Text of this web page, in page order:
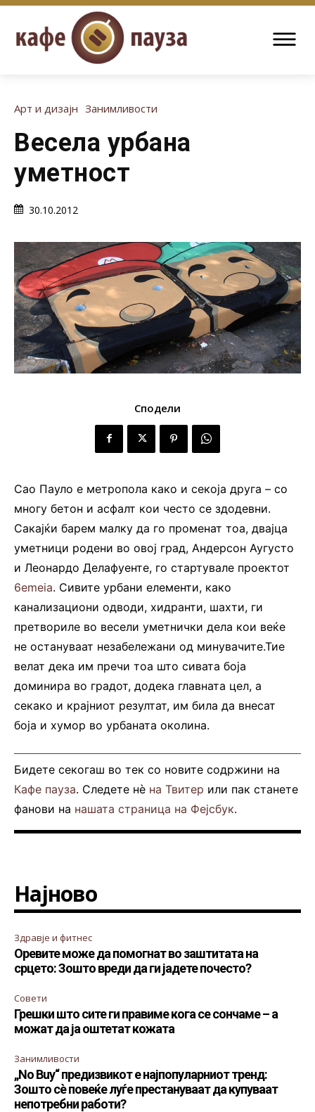
Арт и дизајн Занимливости
Весела урбана
уметност
30.10.2012
Сподели
Сао Пауло е метропола како и секоја друга – со
многу бетон и асфалт кои често се здодевни.
Сакајќи барем малку да го променат тоа, двајца
уметници родени во овој град, Андерсон Аугусто
и Леонардо Делафуенте, го стартувале проектот
6emeia. Сивите урбани елементи, како
канализациони одводи, хидранти, шахти, ги
претвориле во весели уметнички дела кои веќе
не остануваат незабележани од минувачите.Тие
велат дека им пречи тоа што сивата боја
доминира во градот, додека главната цел, а
секако и крајниот резултат, им била да внесат
боја и хумор во урбаната околина.
Бидете секогаш во тек со новите содржини на
Кафе пауза. Следете нè на Твитер или пак станете
фанови на нашата страница на Фејсбук.
Најново
Здравје и фитнес
Оревите може да помогнат во заштитата на
срцето: Зошто вреди да ги јадете почесто?
Совети
Грешки што сите ги правиме кога се сончаме – а
можат да ја оштетат кожата
Занимливости
„No Buy“ предизвикот е најпопуларниот тренд:
Зошто сè повеќе луѓе престануваат да купуваат
непотребни работи?